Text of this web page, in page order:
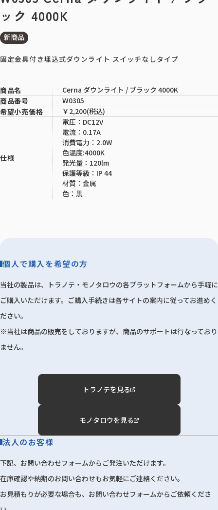
ック 4000K
新商品
固定金具付き埋込式ダウンライト スイッチなしタイプ
商品名
Cerna ダウンライト / ブラック 4000K
商品番号
W0305
希望小売価格
￥2,200(税込)
仕様
電圧：DC12V
電流：0.17A
消費電力：2.0W
色温度:4000K
発光量：120lm
保護等級：IP 44
材質：金属
色：黒
個人で購入を希望の方
当社の製品は、トラノテ・モノタロウの各プラットフォームから手軽に
ご購入いただけます。ご購入手続きは各サイトの案内に従ってお進めく
ださい。
※当社は商品の販売をしておりますが、商品のサポートは行なっており
ません。
トラノテを見る
モノタロウを見る
法人のお客様
下記、お問い合わせフォームからご発注いただけます。
在庫確認や納期のお問い合わせもお気軽にご連絡ください。
お見積もりが必要な場合も、お問い合わせフォームからご依頼くださ